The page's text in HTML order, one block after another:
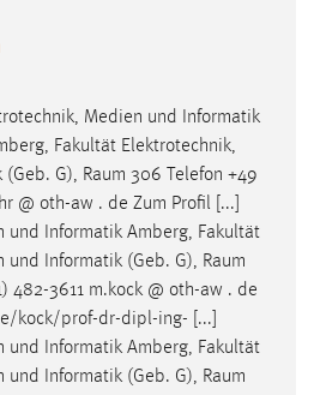
Medien und Informatik
Fakultät Elektrotechnik,
G), Raum 306 Telefon +49
@ oth-aw . de Zum Profil [...]
und Informatik Amberg, Fakultät
und Informatik (Geb. G), Raum
482-3611 m.kock @ oth-aw . de
kock/prof-dr-dipl-ing- [...]
und Informatik Amberg, Fakultät
und Informatik (Geb. G), Raum